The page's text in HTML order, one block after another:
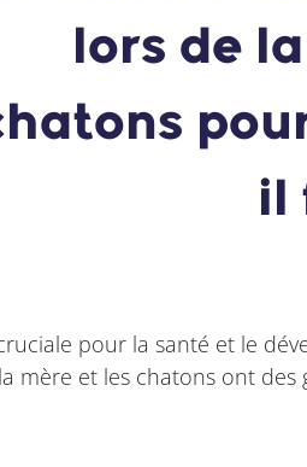
lors de
il
pour la santé et le
mère et les chatons ont